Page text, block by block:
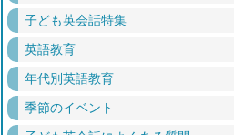
子ども英会話特集
英語教育
年代別英語教育
季節のイベント